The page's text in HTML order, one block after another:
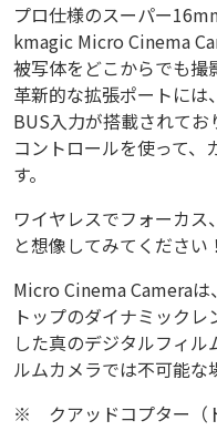
プロ仕様のスーパー
kmagic Micro Cinema
被写体をどこからでも撮
革新的な拡張ポートには
BUS入力が搭載されて
コントロールを使って、
す。
ワイヤレスでフォーカス
と想像してみてください！
Micro Cinema Cameraは
トップのダイナミック
した真のデジタルフィル
ルムカメラでは不可能な
※
クアッドコプター（